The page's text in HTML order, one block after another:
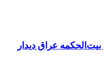
عراق دیدار